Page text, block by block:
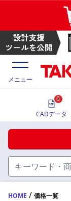
ハン
FA・A
価格一
製品カ
メニュー
0
CADデータ
HOME / 価格一覧